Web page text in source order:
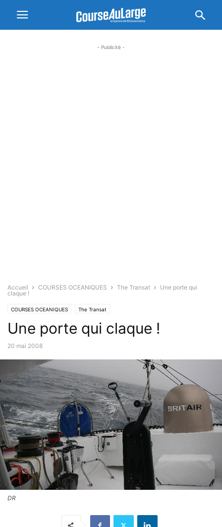
- Publicité -
Accueil COURSES OCEANIQUES The Transat
Une porte qui
claque !
COURSES OCEANIQUES The Transat
Une porte qui claque !
20 mai 2008
DR